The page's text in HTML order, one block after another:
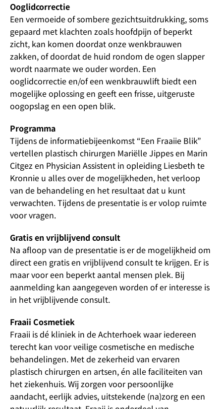
Ooglidcorrectie
Een vermoeide of sombere gezichtsuitdrukking, soms
gepaard met klachten zoals hoofdpijn of beperkt
zicht, kan komen doordat onze wenkbrauwen
zakken, of doordat de huid rondom de ogen slapper
wordt naarmate we ouder worden. Een
ooglidcorrectie en/of een wenkbrauwlift biedt een
mogelijke oplossing en geeft een frisse, uitgeruste
oogopslag en een open blik.
Programma
Tijdens de informatiebijeenkomst “Een Fraaiie Blik”
vertellen plastisch chirurgen Mariëlle Jippes en Marin
Citgez en Physician Assistent in opleiding Liesbeth te
Kronnie u alles over de mogelijkheden, het verloop
van de behandeling en het resultaat dat u kunt
verwachten. Tijdens de presentatie is er volop ruimte
voor vragen.
Gratis en vrijblijvend consult
Na afloop van de presentatie is er de mogelijkheid om
direct een gratis en vrijblijvend consult te krijgen. Er is
maar voor een beperkt aantal mensen plek. Bij
aanmelding kan aangegeven worden of er interesse is
in het vrijblijvende consult.
Fraaii Cosmetiek
Fraaii is dé kliniek in de Achterhoek waar iedereen
terecht kan voor veilige cosmetische en medische
behandelingen. Met de zekerheid van ervaren
plastisch chirurgen en artsen, én alle faciliteiten van
het ziekenhuis. Wij zorgen voor persoonlijke
aandacht, eerlijk advies, uitstekende (na)zorg en een